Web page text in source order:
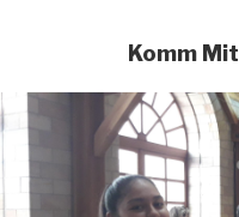
Komm